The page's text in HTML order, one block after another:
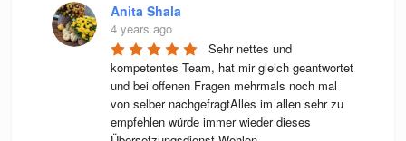
Anita Shala
4 years ago
Sehr nettes und
kompetentes Team, hat mir gleich geantwortet
und bei offenen Fragen mehrmals noch mal
von selber nachgefragtAlles im allen sehr zu
empfehlen würde immer wieder dieses